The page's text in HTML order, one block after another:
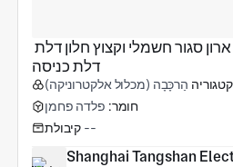
דלת כניסה
קטגוריה הַרכָּבָה (מכלול אלקטרוניקה)
חומר: פלדה פחמן
קיבולת --
Shanghai Tangshan